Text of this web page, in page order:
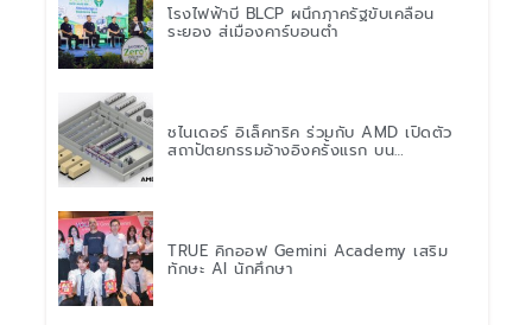
โรงไฟฟ้าบี BLCP ผนึกภาครัฐขับเคลื่อน
ระยอง สู่เมืองคาร์บอนต่ำ
ชไนเดอร์ อิเล็คทริค ร่วมกับ AMD เปิดตัว
สถาปัตยกรรมอ้างอิงครั้งแรก บน
TRUE คิกออฟ Gemini Academy เสริม
ทักษะ AI นักศึกษา